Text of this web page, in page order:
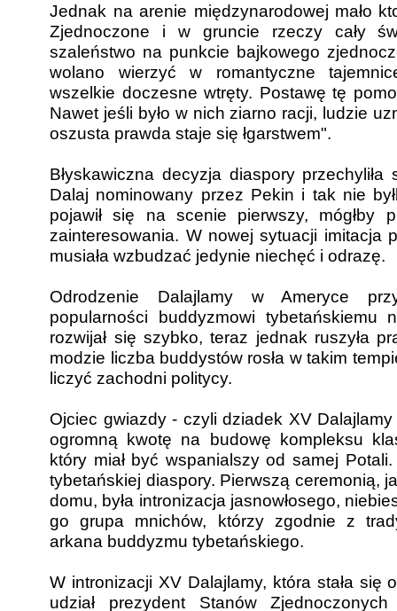
Jednak na arenie międzynarodowej mało
Zjednoczone i w gruncie rzeczy cały
szaleństwo na punkcie bajkowego
wolano wierzyć w romantyczne
wszelkie doczesne wtręty. Postawę tę
Nawet jeśli było w nich ziarno racji, ludzie
oszusta prawda staje się łgarstwem".
Błyskawiczna decyzja diaspory
Dalaj nominowany przez Pekin i tak nie
pojawił się na scenie pierwszy, mógłby
zainteresowania. W nowej sytuacji imitacja
musiała wzbudzać jedynie niechęć i odrazę.
Odrodzenie Dalajlamy w Ameryce
popularności buddyzmowi tybetańskiemu
rozwijał się szybko, teraz jednak ruszyła
modzie liczba buddystów rosła w takim
liczyć zachodni politycy.
Ojciec gwiazdy - czyli dziadek XV
ogromną kwotę na budowę kompleksu
który miał być wspanialszy od samej
tybetańskiej diaspory. Pierwszą ceremonią,
domu, była intronizacja jasnowłosego,
go grupa mnichów, którzy zgodnie z
arkana buddyzmu tybetańskiego.
W intronizacji XV Dalajlamy, która stała się
udział prezydent Stanów